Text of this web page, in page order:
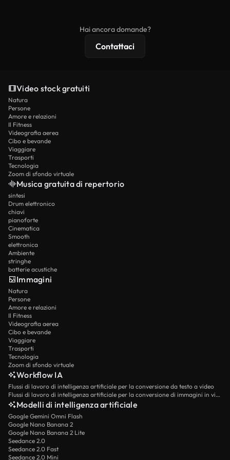
Hai ancora domande?
Contattaci
Video stock gratuiti
Natura
Persone
Amore e relazioni
Il Fitness
Videografia aerea
Cibo e bevande
Viaggiare
Trasporti
Tecnologia
Zoom di sfondo virtuale
Musica gratuita di repertorio
sintesi
Drum elettronico
chiavi
pianoforte
Cinematica
Smooth
elettronica
Ambiente
stringhe
batterie acustiche
Immagini
Natura
Persone
Amore e relazioni
Il Fitness
Videografia aerea
Cibo e bevande
Viaggiare
Trasporti
Tecnologia
Zoom di sfondo virtuale
Workflow IA
Flussi di lavoro di intelligenza artificiale per la conversione da testo a video
Flussi di lavoro di intelligenza artificiale per la conversione di immagini in video
Modelli di intelligenza artificiale
Google Gemini Omni Flash
Google Nano Banana 2
Google Nano Banana 2 Lite
Seedance 2.0
Seedance 2.0 Fast
Seedance 2.0 Mini